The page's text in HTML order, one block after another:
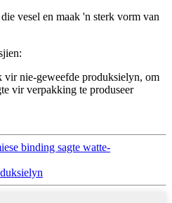
vesel en maak 'n sterk vorm van
nie-geweefde produksielyn, om
vir verpakking te produseer
binding sagte watte-